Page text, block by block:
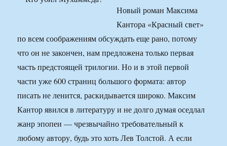
Новый роман Максима
Кантора «Красный свет»
по всем соображениям обсуждать еще рано, потому
что он не закончен, нам предложена только первая
часть предстоящей трилогии. Но и в этой первой
части уже 600 страниц большого формата: автор
писать не ленится, раскидывается широко. Максим
Кантор явился в литературу и не долго думая оседлал
жанр эпопеи — чрезвычайно требовательный к
любому автору, будь это хоть Лев Толстой. А если